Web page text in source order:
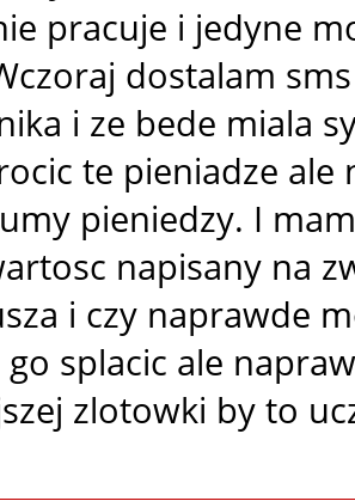
pracuje i jedyne
dostalam
i ze bede miala
te pieniadze ale
pieniedzy. I
napisany na
i czy naprawde
go splacic ale
zlotowki by to